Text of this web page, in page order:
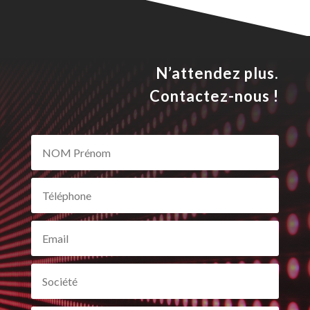
N’attendez plus.
Contactez-nous !